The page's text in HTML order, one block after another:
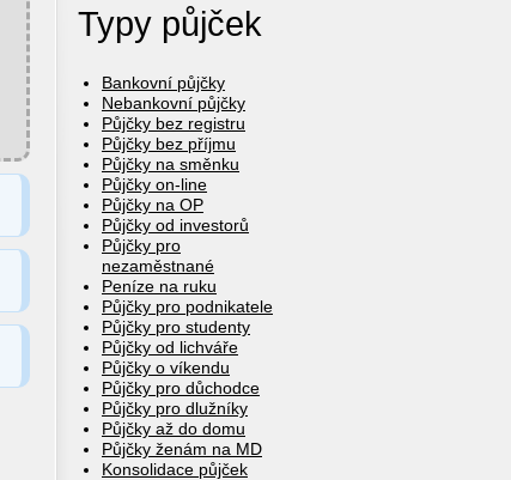
Typy půjček
Bankovní půjčky
Nebankovní půjčky
Půjčky bez registru
Půjčky bez příjmu
Půjčky na směnku
Půjčky on-line
Půjčky na OP
Půjčky od investorů
Půjčky pro
nezaměstnané
Peníze na ruku
Půjčky pro podnikatele
Půjčky pro studenty
Půjčky od lichváře
Půjčky o víkendu
Půjčky pro důchodce
Půjčky pro dlužníky
Půjčky až do domu
Půjčky ženám na MD
Konsolidace půjček